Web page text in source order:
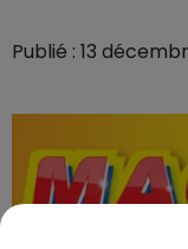
Publié : 13